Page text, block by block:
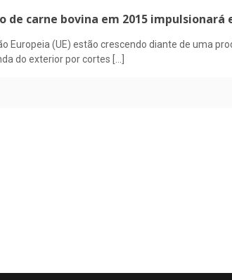
de carne bovina em 2015
Europeia (UE) estão crescendo diante de uma
do exterior por cortes